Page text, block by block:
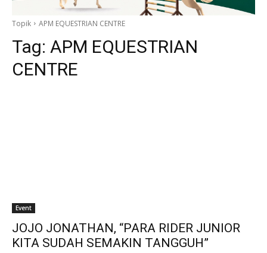
Topik APM EQUESTRIAN CENTRE
Tag: APM EQUESTRIAN
CENTRE
Event
JOJO JONATHAN, “PARA RIDER JUNIOR
KITA SUDAH SEMAKIN TANGGUH”